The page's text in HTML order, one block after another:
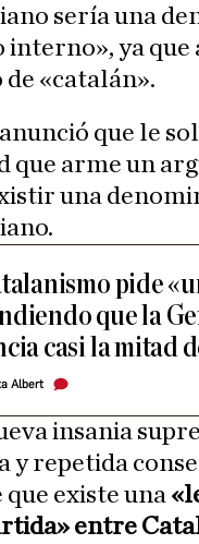
sería una
interno», ya que
«catalán».
que le
que arme un
una
pide
que la
casi la mitad
Albert
insania
y repetida
que existe una
entre